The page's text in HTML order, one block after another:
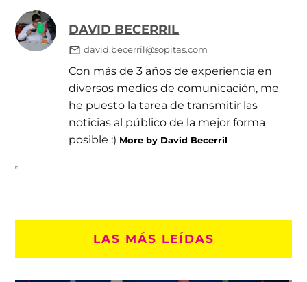
DAVID BECERRIL
david.becerril@sopitas.com
Con más de 3 años de experiencia en
diversos medios de comunicación, me
he puesto la tarea de transmitir las
noticias al público de la mejor forma
posible :) More by David Becerril
LAS MÁS LEÍDAS